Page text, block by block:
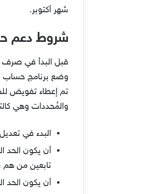
شهر أكتوبر.
شروط دعم
تم إعطاء تفويض
والمُحددات وهي
البدء في
أن يكون الحد
تابعين من هم بسن 18 عاماً وأكثر “الحد المانع حساب المواطن لشخصين”،
أن يكون الحد